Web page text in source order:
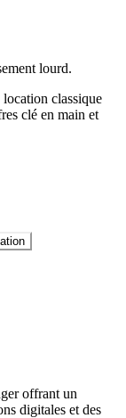
lourd.
classique
clé en main et
offrant un
digitales et des